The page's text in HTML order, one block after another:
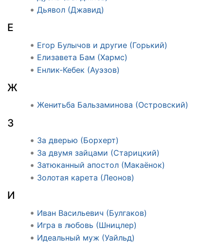
Дьявол (Джавид)
Е
Егор Булычов и другие (Горький)
Елизавета Бам (Хармс)
Енлик-Кебек (Ауэзов)
Ж
Женитьба Бальзаминова (Островский)
З
За дверью (Борхерт)
За двумя зайцами (Старицкий)
Затюканный апостол (Макаёнок)
Золотая карета (Леонов)
И
Иван Васильевич (Булгаков)
Игра в любовь (Шницлер)
Идеальный муж (Уайльд)